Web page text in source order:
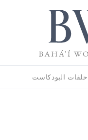
حلقات البودكاست